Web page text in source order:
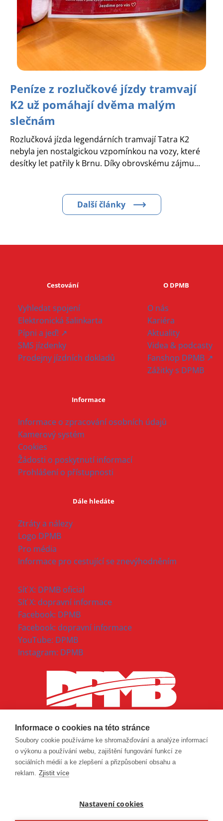
Peníze z rozlučkové jízdy tramvají
K2 už pomáhají dvěma malým
slečnám
Rozlučková jízda legendárních tramvají Tatra K2
nebyla jen nostalgickou vzpomínkou na vozy, které
desítky let patřily k Brnu. Díky obrovskému zájmu...
Další články
Cestování
Vyhledat spojení
Elektronická šalinkarta
Pípni a jeď! ↗
SMS jízdenky
Prodejny jízdních dokladů
O DPMB
O nás
Kariéra
Aktuality
Videa & podcasty
Fanshop DPMB ↗
Zážitky s DPMB
Informace
Informace o zpracování osobních údajů
Kamerový systém
Cookies
Žádosti o poskytnutí informací
Prohlášení o přístupnosti
Dále hledáte
Ztráty a nálezy
Logo DPMB
Pro média
Informace pro cestující se znevýhodněním
Síť X: DPMB oficial
Síť X: dopravní informace
Facebook: DPMB
Facebook: dopravní informace
YouTube: DPMB
Instagram: DPMB
Informace o cookies na této stránce
Soubory cookie používáme ke shromažďování a analýze informací
o výkonu a používání webu, zajištění fungování funkcí ze
sociálních médií a ke zlepšení a přizpůsobení obsahu a
reklam. Zjistit více
Nastavení cookies